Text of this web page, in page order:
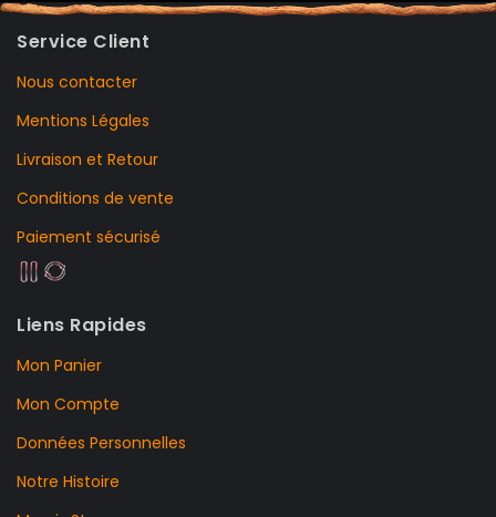
Service Client
Nous contacter
Mentions Légales
Livraison et Retour
Conditions de vente
Paiement sécurisé
Liens Rapides
Mon Panier
Mon Compte
Données Personnelles
Notre Histoire